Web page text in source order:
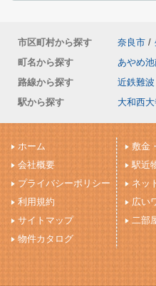
市区町村から探す 奈良市 /
町名から探す
あやめ
路線から探す
近鉄難
駅から探す
大和西
ホーム
会社概要
プライバシーポリシー
利用規約
サイトマップ
物件カタログ
敷金
駅近
ネッ
広い
二部